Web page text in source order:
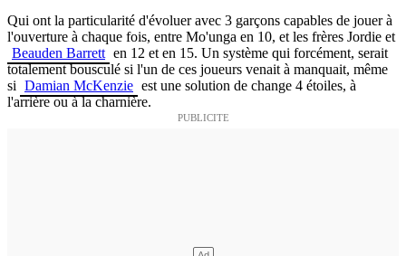
Qui ont la particularité d'évoluer avec 3 garçons capables de jouer à
l'ouverture à chaque fois, entre Mo'unga en 10, et les frères Jordie et
Beauden Barrett en 12 et en 15. Un système qui forcément, serait
totalement bousculé si l'un de ces joueurs venait à manquait, même
si Damian McKenzie est une solution de change 4 étoiles, à
l'arrière ou à la charnière.